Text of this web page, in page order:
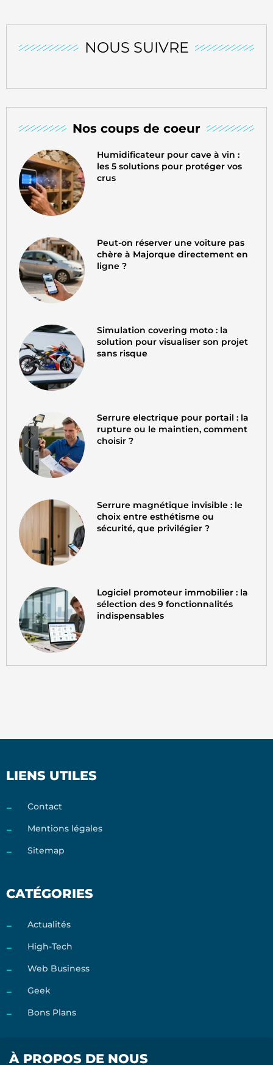
NOUS SUIVRE
Nos coups de coeur
Humidificateur pour cave à vin :
les 5 solutions pour protéger vos
crus
Peut-on réserver une voiture pas
chère à Majorque directement en
ligne ?
Simulation covering moto : la
solution pour visualiser son projet
sans risque
Serrure electrique pour portail : la
rupture ou le maintien, comment
choisir ?
Serrure magnétique invisible : le
choix entre esthétisme ou
sécurité, que privilégier ?
Logiciel promoteur immobilier : la
sélection des 9 fonctionnalités
indispensables
LIENS UTILES
Contact
Mentions légales
Sitemap
CATÉGORIES
Actualités
High-Tech
Web Business
Geek
Bons Plans
À PROPOS DE NOUS